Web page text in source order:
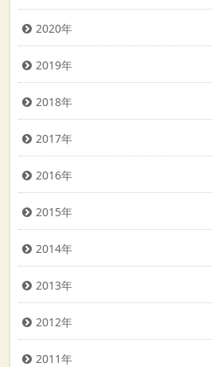
2020年
2019年
2018年
2017年
2016年
2015年
2014年
2013年
2012年
2011年